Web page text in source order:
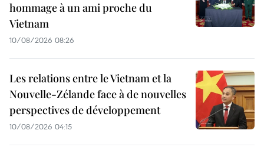
hommage à un ami proche du
Vietnam
10/08/2026 08:26
Les relations entre le Vietnam et la
Nouvelle-Zélande face à de nouvelles
perspectives de développement
10/08/2026 04:15